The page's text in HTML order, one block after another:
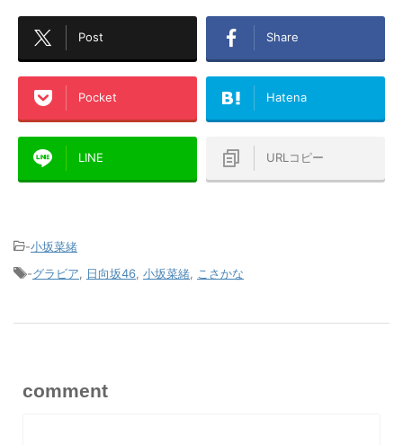
Post Share
Pocket Hatena
LINE URLコピー
-小坂菜緒
-グラビア, 日向坂46, 小坂菜緒, こさかな
comment